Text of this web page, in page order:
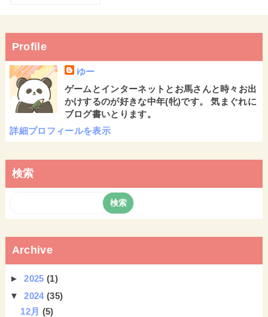
Profile
ゆー
ゲームとインターネットとお馬さんと時々お出
かけするのが好きな中年(牝)です。 気まぐれに
ブログ書いとります。
詳細プロフィールを表示
検索
Archive
►2025(1)
▼2024(35)
12月 (5)